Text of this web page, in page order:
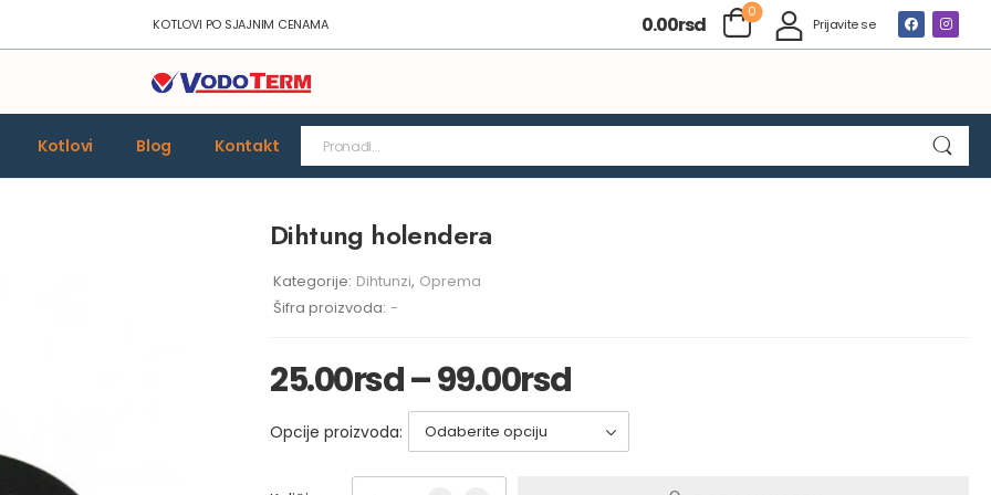
KOTLOVI PO SJAJNIM CENAMA 0.00rsd
0
Prijavite se
Kotlovi Blog Kontakt
Dihtung holendera
Kategorije: Dihtunzi, Oprema
Šifra proizvoda: -
25.00rsd–99.00rsd
Opcije proizvoda: